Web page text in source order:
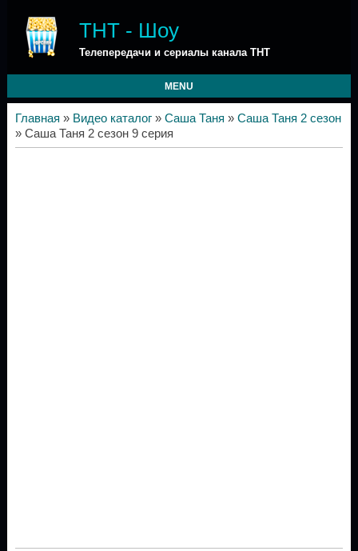
ТНТ - Шоу
Телепередачи и сериалы канала ТНТ
MENU
Главная » Видео каталог» Саша Таня » Саша Таня 2 сезон
» Саша Таня 2 сезон 9 серия